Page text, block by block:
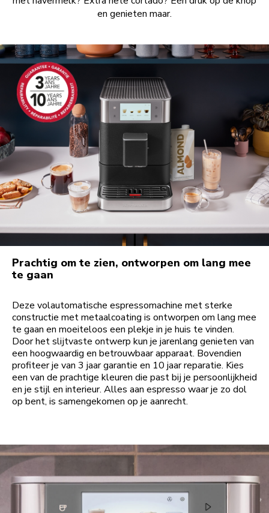
en genieten maar.
Prachtig om te zien, ontworpen om lang mee
te gaan
Deze volautomatische espressomachine met sterke
constructie met metaalcoating is ontworpen om lang mee
te gaan en moeiteloos een plekje in je huis te vinden.
Door het slijtvaste ontwerp kun je jarenlang genieten van
een hoogwaardig en betrouwbaar apparaat. Bovendien
profiteer je van 3 jaar garantie en 10 jaar reparatie. Kies
een van de prachtige kleuren die past bij je persoonlijkheid
en je stijl en interieur. Alles aan espresso waar je zo dol
op bent, is samengekomen op je aanrecht.